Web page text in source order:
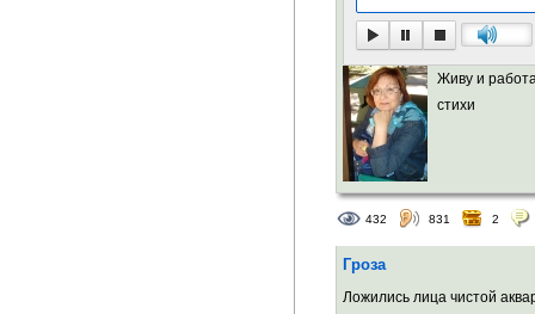
Живу и
стихи
432 831 2
Гроза
Ложились лица чистой